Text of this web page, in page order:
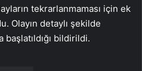
tekrarlanmaması için ek
Olayın detaylı şekilde
bildirildi.